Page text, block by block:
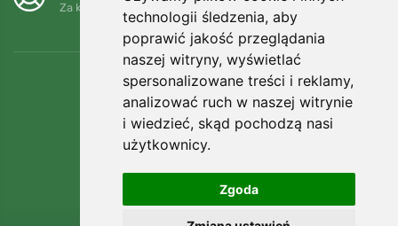
technologii śledzenia, aby
poprawić jakość przeglądania
naszej witryny, wyświetlać
spersonalizowane treści i reklamy,
analizować ruch w naszej witrynie
i wiedzieć, skąd pochodzą nasi
użytkownicy.
Zgoda
Za każde zamówienie sadzimy drzewo! Czytaj więcej